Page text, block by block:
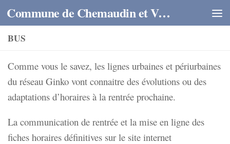
Skip to content Commune de Chemaudin et Vaux
BUS
Comme vous le savez, les lignes urbaines et périurbaines
du réseau Ginko vont connaitre des évolutions ou des
adaptations d’horaires à la rentrée prochaine.
La communication de rentrée et la mise en ligne des
fiches horaires définitives sur le site internet